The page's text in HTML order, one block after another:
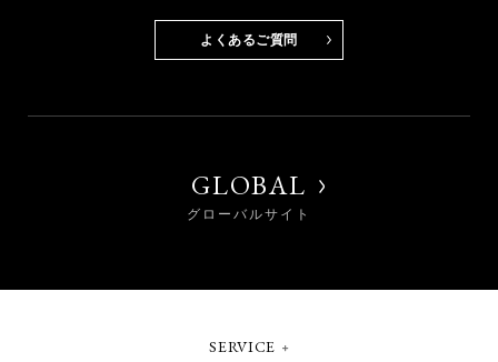
よくあるご質問
GLOBAL
グローバルサイト
SERVICE